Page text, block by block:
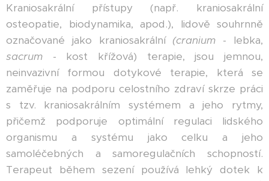
Kraniosakrální přístupy (např. kraniosakrální
osteopatie, biodynamika, apod.), lidově souhrnně
označované jako kraniosakrální (cranium - lebka,
sacrum - kost křížová) terapie, jsou jemnou,
neinvazivní formou dotykové terapie, která se
zaměřuje na podporu celostního zdraví skrze práci
s tzv. kraniosakrálním systémem a jeho rytmy,
přičemž podporuje optimální regulaci lidského
organismu a systému jako celku a jeho
samoléčebných a samoregulačních schopností.
Terapeut během sezení používá lehký dotek k